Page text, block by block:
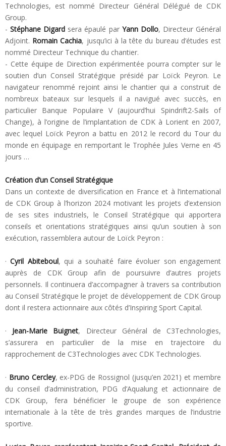
Technologies, est nommé Directeur Général Délégué de CDK
Group.
-Stéphane Digard sera épaulé par Yann Dollo, Directeur Général
Adjoint. Romain Cachia, jusqu’ici à la tête du bureau d’études est
nommé Directeur Technique du chantier.
- Cette équipe de Direction expérimentée pourra compter sur le
soutien d’un Conseil Stratégique présidé par Loïck Peyron. Le
navigateur renommé rejoint ainsi le chantier qui a construit de
nombreux bateaux sur lesquels il a navigué avec succès, en
particulier Banque Populaire V (aujourd’hui Spindrift2-Sails of
Change), à l’origine de l’implantation de CDK à Lorient en 2007,
avec lequel Loïck Peyron a battu en 2012 le record du Tour du
monde en équipage en remportant le Trophée Jules Verne en 45
jours …
Création d’un Conseil Stratégique
Dans un contexte de diversification en France et à l’international
de CDK Group à l’horizon 2024 motivant les projets d’extension
de ses sites industriels, le Conseil Stratégique qui apportera
conseils et orientations stratégiques ainsi qu’un soutien à son
exécution, rassemblera autour de Loïck Peyron :
·Cyril Abiteboul, qui a souhaité faire évoluer son engagement
auprès de CDK Group afin de poursuivre d’autres projets
personnels. Il continuera d’accompagner à travers sa contribution
au Conseil Stratégique le projet de développement de CDK Group
dont il restera actionnaire aux côtés d’Inspiring Sport Capital.
· Jean-Marie Buignet, Directeur Général de C3Technologies,
s’assurera en particulier de la mise en trajectoire du
rapprochement de C3Technologies avec CDK Technologies.
· Bruno Cercley, ex-PDG de Rossignol (jusqu’en 2021) et membre
du conseil d’administration, PDG d’Aqualung et actionnaire de
CDK Group, fera bénéficier le groupe de son expérience
internationale à la tête de très grandes marques de l’industrie
sportive.